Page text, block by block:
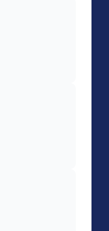
| Confluence |
| Pacote Office.